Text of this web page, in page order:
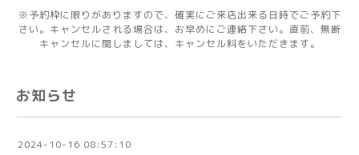
※予約枠に限りがありますので、確実にご来店出来る日時でご予約下
さい。キャンセルされる場合は、お早めにご連絡下さい。直前、無断
キャンセルに関しましては、キャンセル料をいただきます。
お知らせ
2024-10-16 08:57:10